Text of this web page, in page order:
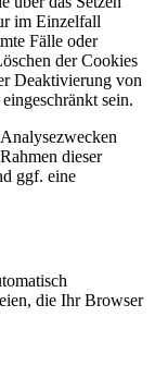
im Einzelfall
Fälle oder
der Cookies
Deaktivierung von
sein.
dieser
ggf. eine
die Ihr Browser